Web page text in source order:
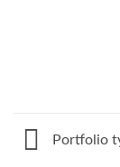
Portfolio